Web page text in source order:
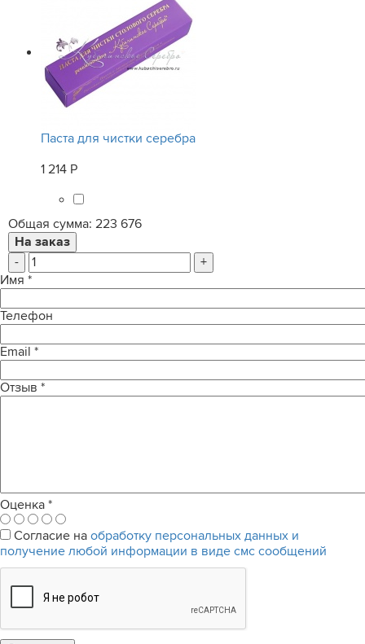
Паста для чистки серебра
1 214 Р
Общая сумма: 223 676
-
+
Имя *
Телефон
Email *
Отзыв *
Оценка *
Согласие на обработку персональных данных и
получение любой информации в виде смс сообщений